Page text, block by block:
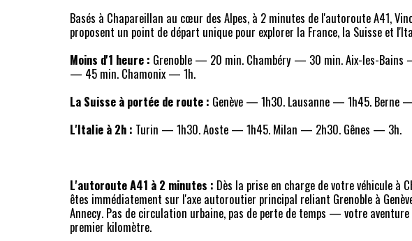
Basés à Chapareillan au cœur des Alpes, à 2 minutes de l'autoroute A41,
proposent un point de départ unique pour explorer la France, la Suisse et
Moins d'1 heure : Grenoble — 20 min. Chambéry — 30 min. Aix-les-Bains
— 45 min. Chamonix — 1h.
La Suisse à portée de route : Genève — 1h30. Lausanne — 1h45. Berne
L'Italie à 2h : Turin — 1h30. Aoste — 1h45. Milan — 2h30. Gênes — 3h.
L'autoroute A41 à 2 minutes : Dès la prise en charge de votre véhicule à
êtes immédiatement sur l'axe autoroutier principal reliant Grenoble à
Annecy. Pas de circulation urbaine, pas de perte de temps — votre aventure
premier kilomètre.